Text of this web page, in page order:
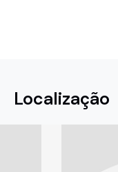
Localização